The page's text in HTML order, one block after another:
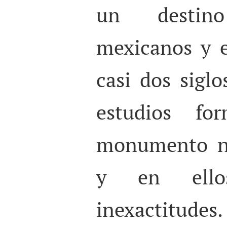
un
mexicanos y
casi dos
estudios
monumento
y en